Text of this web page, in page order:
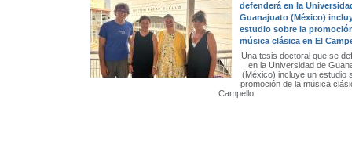
defenderá en la
Guanajuato (México)
estudio sobre la
música clásica en El
Una tesis doctoral que se
en la Universidad de
(México) incluye un estudio
promoción de la música
Campello